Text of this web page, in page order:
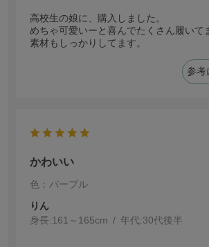
高校生の娘に、購入しました。
めちゃ可愛いーと喜んでたくさん履いて
素材もしっかりしてます。
参考
かわいい
色：パープル
りん
身長:161～165cm 年代:30代後半